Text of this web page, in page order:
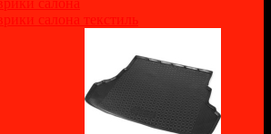
салона текстиль